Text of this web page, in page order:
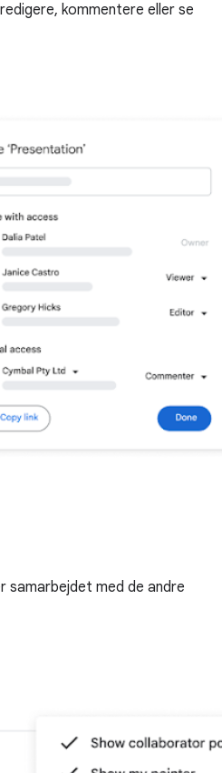
kommentere eller se
samarbejdet med de andre